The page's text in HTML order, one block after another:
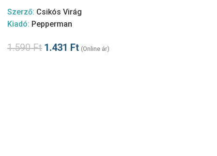
Szerző: Csikós Virág
Kiadó: Pepperman
1.590Ft 1.431 Ft (Online ár)